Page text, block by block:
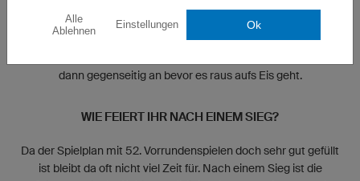
Wir sprechen vor jedem Spiel in der Kabine. Verdeutlichen uns
dann gegenseitig an bevor es raus aufs Eis geht.
WIE FEIERT IHR NACH EINEM SIEG?
Da der Spielplan mit 52. Vorrundenspielen doch sehr gut gefüllt
ist bleibt da oft nicht viel Zeit für. Nach einem Sieg ist die
Alle
Ablehnen
Einstellungen Ok